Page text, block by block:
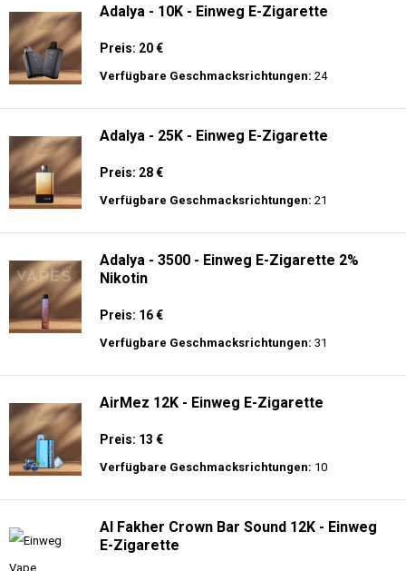
Adalya - 10K - Einweg E-Zigarette
Preis: 20 €
Verfügbare Geschmacksrichtungen: 24
Adalya - 25K - Einweg E-Zigarette
Preis: 28 €
Verfügbare Geschmacksrichtungen: 21
Adalya - 3500 - Einweg E-Zigarette 2%
Nikotin
Preis: 16 €
Verfügbare Geschmacksrichtungen: 31
AirMez 12K - Einweg E-Zigarette
Preis: 13 €
Verfügbare Geschmacksrichtungen: 10
Al Fakher Crown Bar Sound 12K - Einweg
E-Zigarette